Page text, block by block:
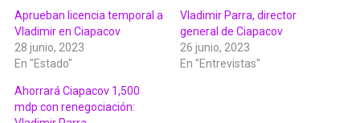
Aprueban licencia temporal a
Vladimir en Ciapacov
28 junio, 2023
En "Estado"
Vladimir Parra, director
general de Ciapacov
26 junio, 2023
En "Entrevistas"
Ahorrará Ciapacov 1,500
mdp con renegociación: